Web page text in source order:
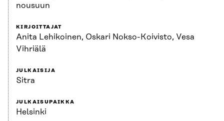
nousuun
KIRJOITTAJAT
Anita Lehikoinen, Oskari Nokso-Koivisto, Vesa
Vihriälä
JULKAISIJA
Sitra
JULKAISUPAIKKA
Helsinki